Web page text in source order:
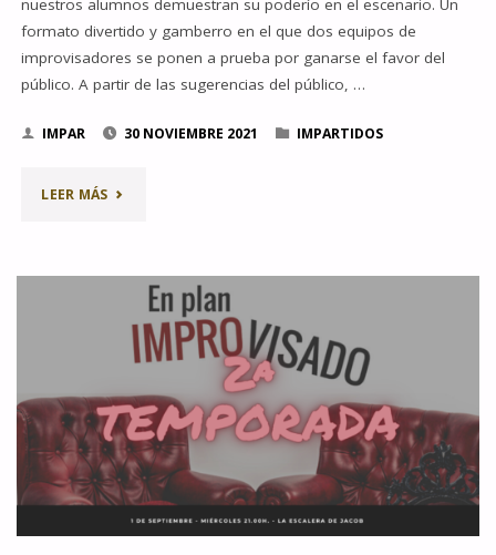
formato divertido y gamberro en el que dos equipos de
improvisadores se ponen a prueba por ganarse el favor del
público. A partir de las sugerencias del público, …
IMPAR 30 NOVIEMBRE 2021 IMPARTIDOS
LEER MÁS"VUELVEN
IMPARTIDOS
ESCUELA
IMPRO
IMPAR"